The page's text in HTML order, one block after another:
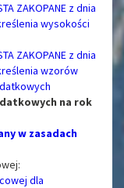
ZAKOPANE z dnia
wysokości
ZAKOPANE z dnia
wzorów
na rok
w zasadach
dla